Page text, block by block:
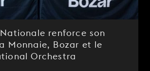
renforce son
Monnaie, Bozar et le
Orchestra